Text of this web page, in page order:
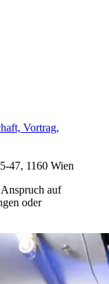
Vortrag,
47, 1160 Wien
auf
oder